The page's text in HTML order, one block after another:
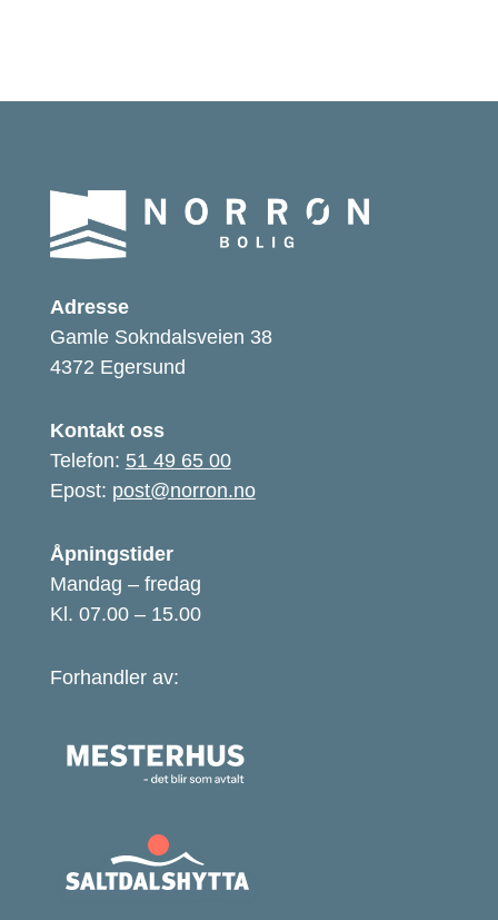
Adresse
Gamle Sokndalsveien 38
4372 Egersund
Kontakt oss
Telefon: 51 49 65 00
Epost: post@norron.no
Åpningstider
Mandag – fredag
Kl. 07.00 – 15.00
Forhandler av: